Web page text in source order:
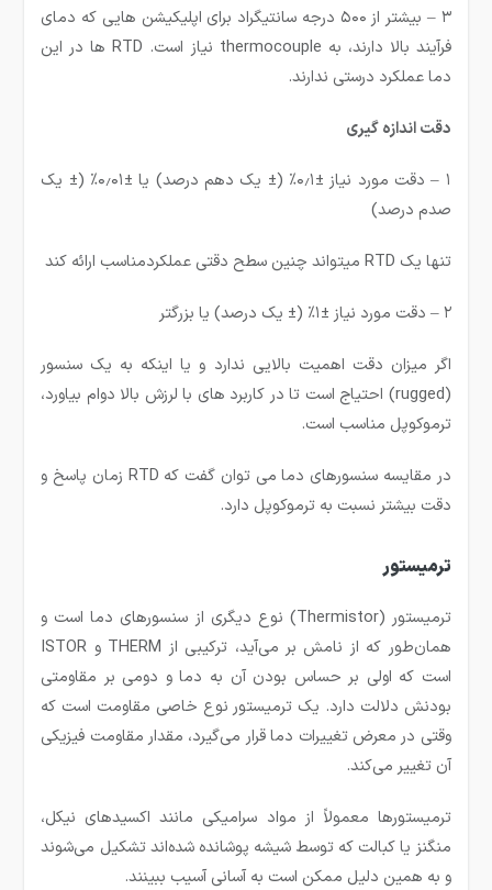
۳ – بیشتر از ۵۰۰ درجه سانتیگراد برای اپلیکیشن هایی که دمای
فرآیند بالا دارند، به thermocouple نیاز است. RTD ها در این
دما عملکرد درستی ندارند.
دقت اندازه گیری
۱ – دقت مورد نیاز ±۰٫۱% (± یک دهم درصد) یا ±۰٫۰۱% (± یک
صدم درصد)
تنها یک RTD میتواند چنین سطح دقتی عملکردمناسب ارائه کند
۲ – دقت مورد نیاز ±۱% (± یک درصد) یا بزرگتر
اگر میزان دقت اهمیت بالایی ندارد و یا اینکه به یک سنسور
(rugged) احتیاج است تا در کاربرد های با لرزش بالا دوام بیاورد،
ترموکوپل مناسب است.
در مقایسه سنسورهای دما می توان گفت که RTD زمان پاسخ و
دقت بیشتر نسبت به ترموکوپل دارد.
ترمیستور
ترمیستور (Thermistor) نوع دیگری از سنسورهای دما است و
همان‌طور که از نامش بر می‌آید، ترکیبی از THERM و ISTOR
است که اولی بر حساس بودن آن به دما و دومی بر مقاومتی
بودنش دلالت دارد. یک ترمیستور نوع خاصی مقاومت است که
وقتی در معرض تغییرات دما قرار می‌گیرد، مقدار مقاومت فیزیکی
آن تغییر می‌کند.
ترمیستورها معمولاً‌ از مواد سرامیکی مانند اکسید‌های نیکل،
منگنز یا کبالت که توسط شیشه پوشانده شده‌اند تشکیل می‌شوند
و به همین دلیل ممکن است به آسانی آسیب ببینند.